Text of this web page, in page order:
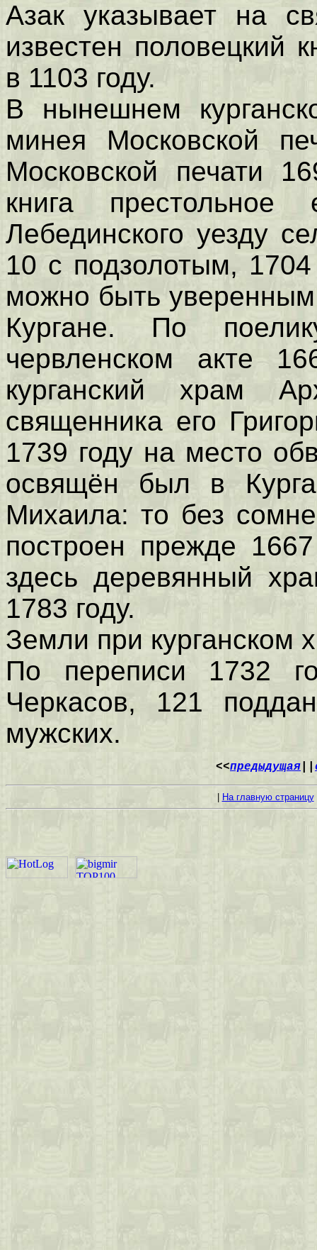
Азак указывает на
известен половецкий
в 1103 году.
В нынешнем
минея Московской
Московской печати
книга престольное
Лебединского уезду
10 с подзолотым,
можно быть
Кургане. По
червленском акте
курганский храм
священника его
1739 году на место
освящён был в
Михаила: то без
построен прежде
здесь деревянный
1783 году.
Земли при курганском
По переписи 1732
Черкасов, 121
мужских.
<<предыдущая
На главную страницу